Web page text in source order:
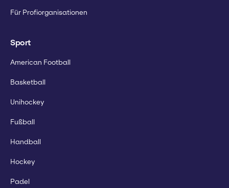
Für Profiorganisationen
Sport
American Football
Basketball
Unihockey
Fußball
Handball
Hockey
Padel